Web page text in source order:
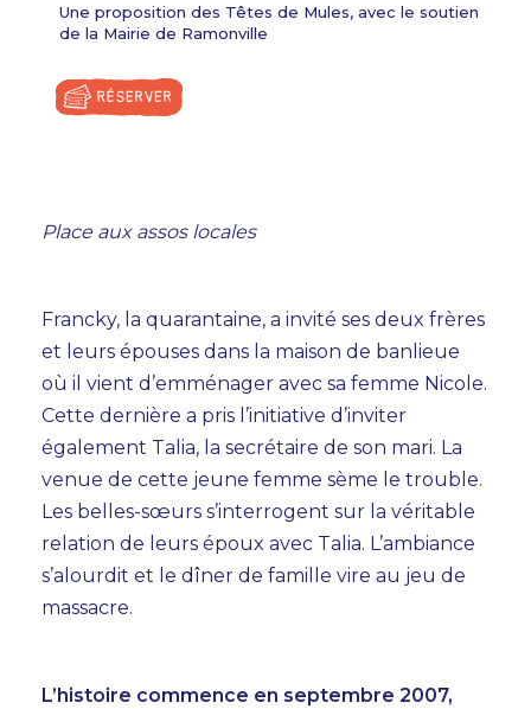
BILLETTERIE
Une proposition des Têtes de Mules, avec le soutien
de la Mairie de Ramonville
Place aux assos locales
Francky, la quarantaine, a invité ses deux frères
et leurs épouses dans la maison de banlieue
où il vient d’emménager avec sa femme Nicole.
Cette dernière a pris l’initiative d’inviter
également Talia, la secrétaire de son mari. La
venue de cette jeune femme sème le trouble.
Les belles-sœurs s’interrogent sur la véritable
relation de leurs époux avec Talia. L’ambiance
s’alourdit et le dîner de famille vire au jeu de
massacre.
L’histoire commence en septembre 2007,